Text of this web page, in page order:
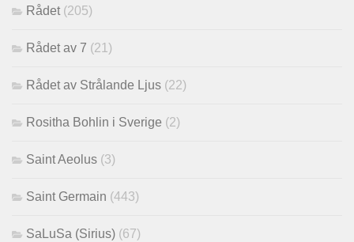
Rådet (205)
Rådet av 7 (21)
Rådet av Strålande Ljus (22)
Rositha Bohlin i Sverige (2)
Saint Aeolus (3)
Saint Germain (443)
SaLuSa (Sirius) (67)